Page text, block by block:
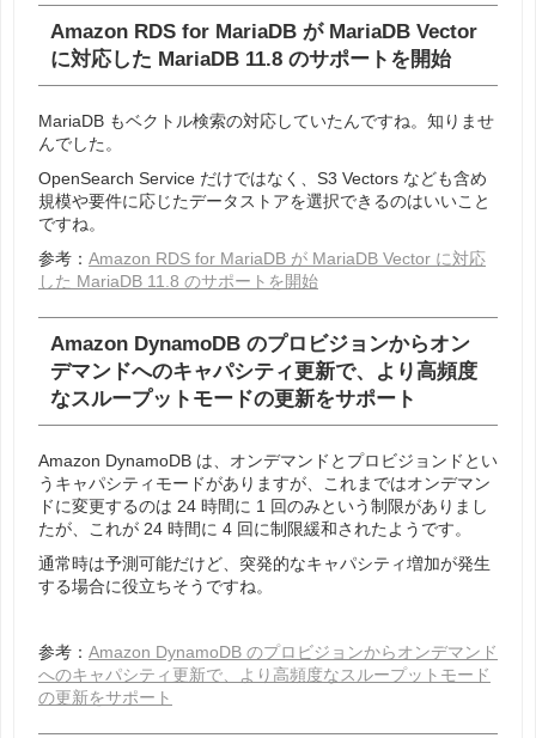
Amazon RDS for MariaDB が MariaDB Vector
に対応した MariaDB 11.8 のサポートを開始
MariaDB もベクトル検索の対応していたんですね。知りませ
んでした。
OpenSearch Service だけではなく、S3 Vectors なども含め
規模や要件に応じたデータストアを選択できるのはいいこと
ですね。
参考： Amazon RDS for MariaDB が MariaDB Vector に対応
した MariaDB 11.8 のサポートを開始
Amazon DynamoDB のプロビジョンからオン
デマンドへのキャパシティ更新で、より高頻度
なスループットモードの更新をサポート
Amazon DynamoDB は、オンデマンドとプロビジョンドとい
うキャパシティモードがありますが、これまではオンデマン
ドに変更するのは 24 時間に 1 回のみという制限がありまし
たが、これが 24 時間に 4 回に制限緩和されたようです。
通常時は予測可能だけど、突発的なキャパシティ増加が発生
する場合に役立ちそうですね。
参考： Amazon DynamoDB のプロビジョンからオンデマンド
へのキャパシティ更新で、より高頻度なスループットモード
の更新をサポート